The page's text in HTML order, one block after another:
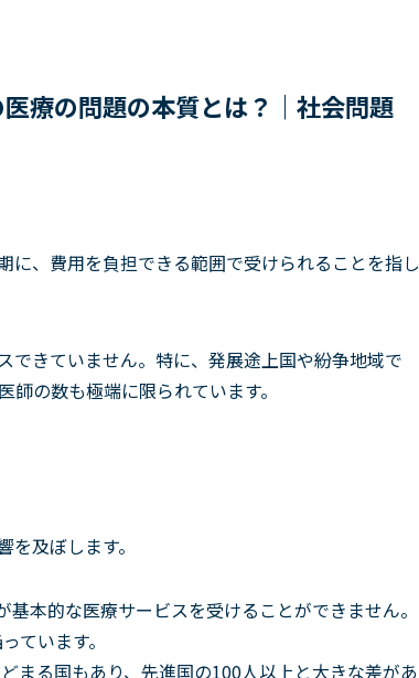
療の問題の本質とは？｜社会問題
、費用を負担できる範囲で受けられることを指し
できていません。特に、発展途上国や紛争地域で
の数も極端に限られています。
及ぼします。
本的な医療サービスを受けることができません。
ています。
まる国もあり、先進国の100人以上と大きな差があ